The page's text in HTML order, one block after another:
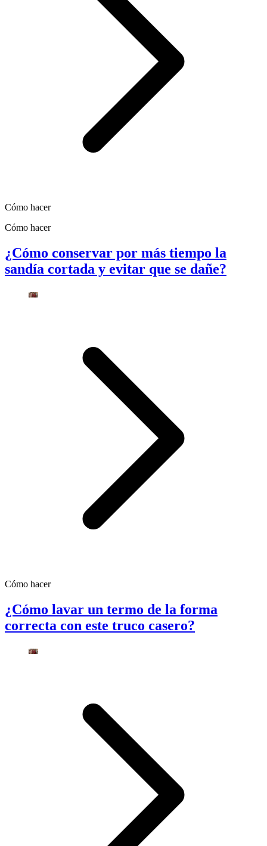
Cómo hacer
Cómo hacer
¿Cómo conservar por más tiempo la
sandía cortada y evitar que se dañe?
Cómo hacer
¿Cómo lavar un termo de la forma
correcta con este truco casero?